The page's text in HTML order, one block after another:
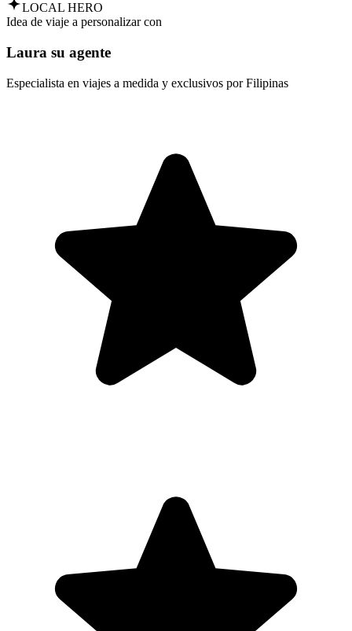
LOCAL HERO
Idea de viaje a personalizar con
Laura su agente
Especialista en viajes a medida y exclusivos por Filipinas